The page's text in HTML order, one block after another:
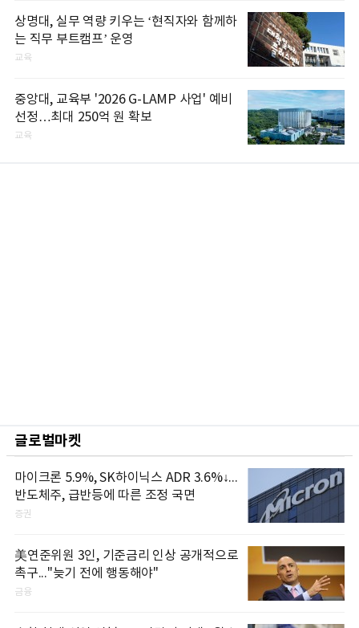
상명대, 실무 역량 키우는 ‘현직자와 함께하
는 직무 부트캠프’ 운영
교육
중앙대, 교육부 '2026 G-LAMP 사업' 예비
선정…최대 250억 원 확보
교육
글로벌마켓
마이크론 5.9%, SK하이닉스 ADR 3.6%↓...
반도체주, 급반등에 따른 조정 국면
증권
美연준위원 3인, 기준금리 인상 공개적으로
촉구..."늦기 전에 행동해야"
금융